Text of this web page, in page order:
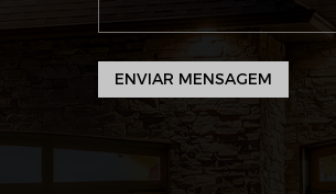
ENVIAR MENSAGEM